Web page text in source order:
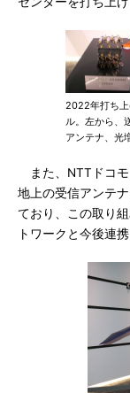
2022年打ち上
ル。左から、
アンテナ、光
また、NTTドコモ
地上の受信アンテ
ており、この取り
トワークと今後連